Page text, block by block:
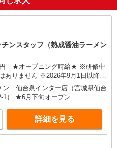
ンスタッフ（熟成醤油ラーメン
円 ★オープニング時給★ ※研修中
ありません ※2026年9月1日以降は
ン 仙台泉インター店（宮城県仙台
1） ★6月下旬オープン
詳細を見る